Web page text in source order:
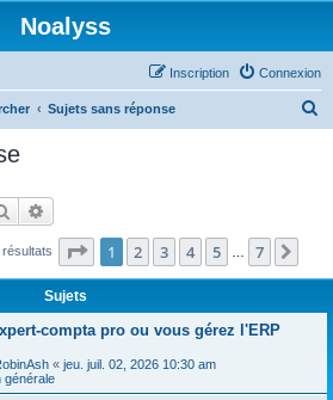
Noalyss
Connexion
Inscription
Sujets sans réponse
c
Rechercher
Page 1sur7
1 2 3 4 5 7
Sujets
compta pro ou vous gérez l'ERP
« jeu. juil. 02, 2026 10:30 am
générale